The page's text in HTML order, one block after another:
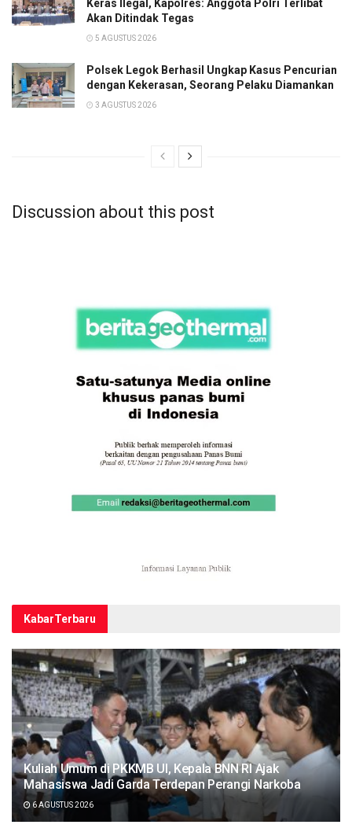
Keras Ilegal, Kapolres: Anggota Polri Terlibat
Akan Ditindak Tegas
5 AGUSTUS 2026
Polsek Legok Berhasil Ungkap Kasus Pencurian
dengan Kekerasan, Seorang Pelaku Diamankan
3 AGUSTUS 2026
Discussion about this post
KabarTerbaru
Kuliah Umum di PKKMB UI, Kepala BNN RI Ajak
Mahasiswa Jadi Garda Terdepan Perangi Narkoba
6 AGUSTUS 2026